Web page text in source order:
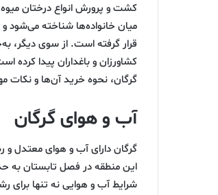
کشت و پرورش انواع درختان
میان خانواده‌ها شناخته می‌شود
قرار گرفته است. از سوی دیگر،
کشاورزان و باغداران پیدا
گرگان، نحوه خرید آن‌ها و نکات
آب و هوای گرگان
گرگان دارای آب و هوای معتدل
شرایط آب و هوایی نه تنها برای